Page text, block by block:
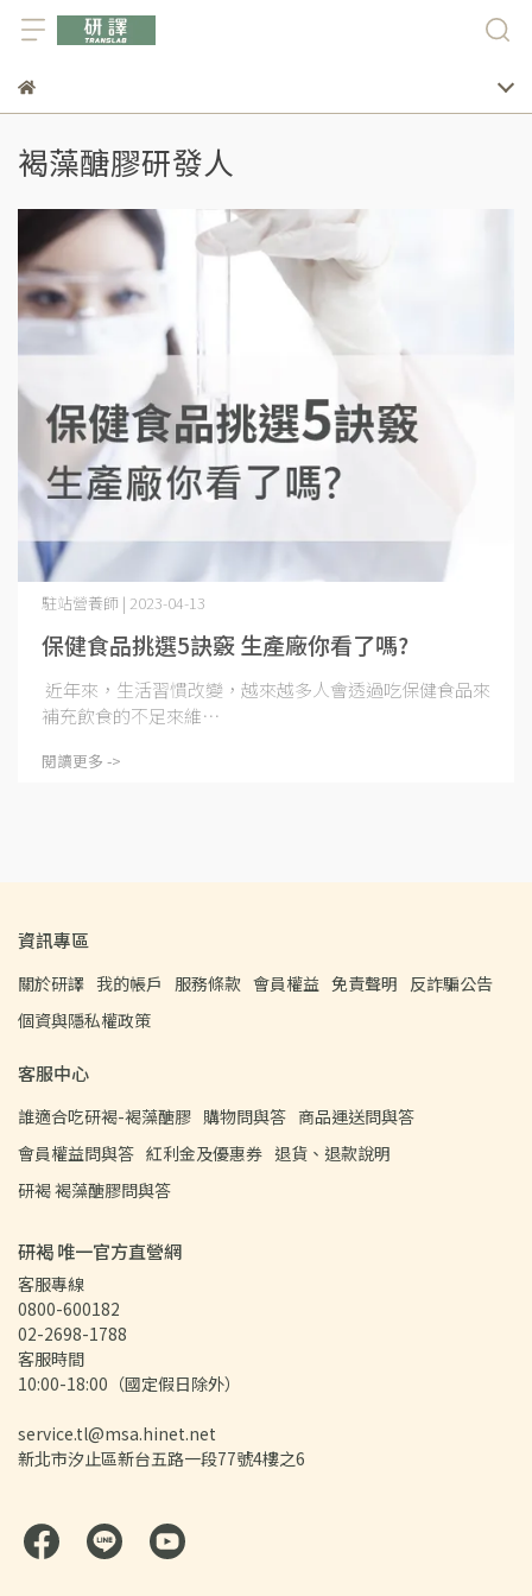
褐藻醣膠研發人
保健食品挑選5訣竅 生產廠你看了嗎?
駐站營養師 | 2023-04-13
近年來，生活習慣改變，越來越多人會透過吃保健食品來
補充飲食的不足來維⋯
閱讀更多 ->
資訊專區
關於研譯 我的帳戶 服務條款 會員權益 免責聲明 反詐騙公告
個資與隱私權政策
客服中心
誰適合吃研褐-褐藻醣膠 購物問與答 商品運送問與答
會員權益問與答 紅利金及優惠券 退貨、退款說明
研褐 褐藻醣膠問與答
研褐 唯一官方直營網
客服專線
0800-600182
02-2698-1788
客服時間
10:00-18:00（國定假日除外）
service.tl@msa.hinet.net
新北市汐止區新台五路一段77號4樓之6